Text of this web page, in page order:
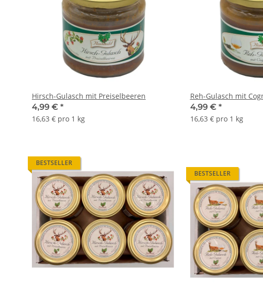
Hirsch-Gulasch mit Preiselbeeren
4,99 € *
16,63 € pro 1 kg
Reh-Gulasch mit
4,99 € *
16,63 € pro 1 kg
BESTSELLER
BESTSELLER